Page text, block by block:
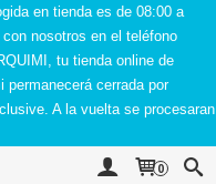
en tienda es de 08:00 a
nosotros en el teléfono
tu tienda online de
cerrada por
A la vuelta se procesaran
0